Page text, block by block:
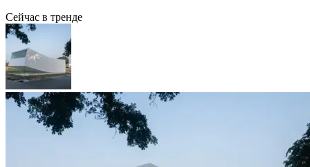
Сейчас в тренде